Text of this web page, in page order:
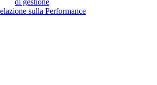
di gestione
sulla Performance